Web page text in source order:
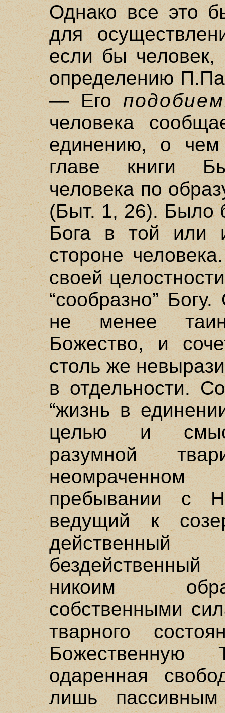
Однако все это
для
если бы
определению
— Его
человека
единению, о
главе книги
человека по
(Быт. 1, 26). Было
Бога в той или
стороне
своей
“сообразно”
не менее
Божество, и
столь же
в отдельности.
“жизнь в
целью и
разумной
пребывании
ведущий к
никоим
собственными
тварного
Божественную
одаренная
лишь пассивным